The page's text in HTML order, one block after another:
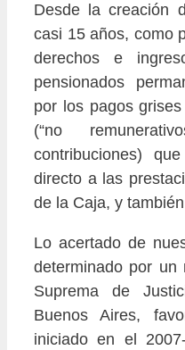
Desde la creación
casi 15 años, como
derechos e
pensionados
por los pagos
(“no
contribuciones)
directo a las
de la Caja, y
Lo acertado de
determinado por
Suprema de
Buenos Aires,
iniciado en el